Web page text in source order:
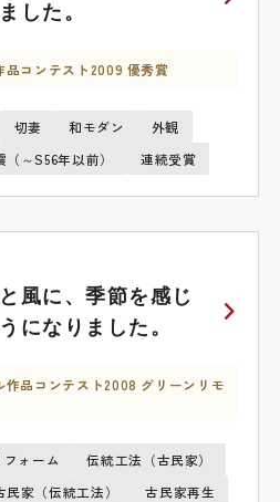
した。
品コンテスト2009 優秀賞
切妻 和モダン
外観
（～S56年以前） 連続受賞
風に、季節を感じ
になりました。
品コンテスト2008 グリーンリモ
ォーム
伝統工法（古民家）
民家（伝統工法）
古民家再生